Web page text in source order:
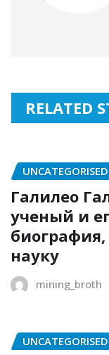
RELATED
UNCATEGORISED
Галилео
ученый и
науку
mining_broth
UNCATEGORISED